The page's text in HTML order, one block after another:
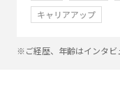
キャリアアップ
※ご経歴、年齢はインタビ